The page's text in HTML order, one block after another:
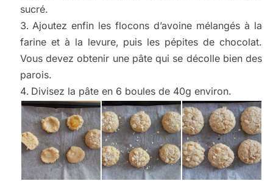
sucré.
Ajoutez enfin les flocons d’avoine mélangés à la
farine et à la levure, puis les pépites de chocolat.
Vous devez obtenir une pâte qui se décolle bien des
parois.
Divisez la pâte en 6 boules de 40g environ.